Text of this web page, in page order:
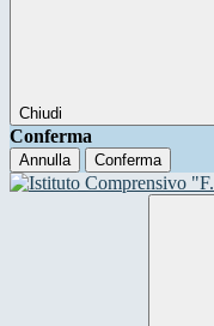
Chiudi
Conferma
Annulla Conferma